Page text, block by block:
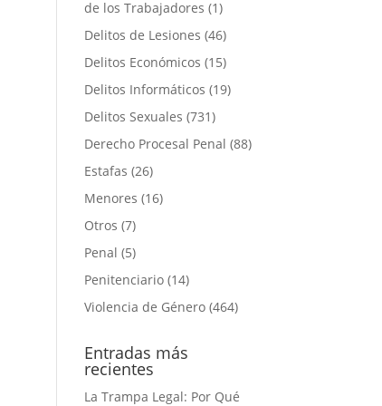
de los Trabajadores (1)
Delitos de Lesiones (46)
Delitos Económicos (15)
Delitos Informáticos (19)
Delitos Sexuales (731)
Derecho Procesal Penal (88)
Estafas (26)
Menores (16)
Otros (7)
Penal (5)
Penitenciario (14)
Violencia de Género (464)
Entradas más
recientes
La Trampa Legal: Por Qué